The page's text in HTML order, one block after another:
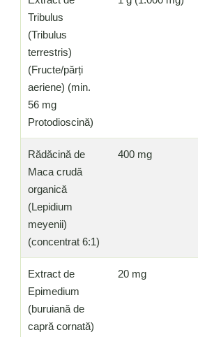
Tribulus
(Tribulus
terrestris)
(Fructe/părți
aeriene) (min.
56 mg
Protodioscină)
Rădăcină de
Maca crudă
organică
(Lepidium
meyenii)
(concentrat 6:1)
400 mg
Extract de
Epimedium
(buruiană de
capră cornată)
20 mg